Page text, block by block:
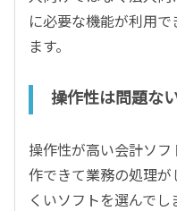
に必要な機能が利用
ます。
操作性は問題な
操作性が高い会計ソ
作できて業務の処理
くいソフトを選んで